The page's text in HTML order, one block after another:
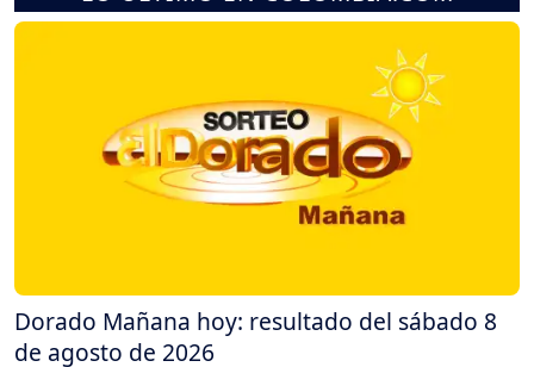
Dorado Mañana hoy: resultado del sábado 8
de agosto de 2026